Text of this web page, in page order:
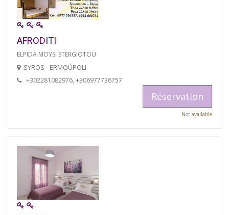
AFRODITI
ELPIDA MOYSI STERGIOTOU
SYROS - ERMOÚPOLI
+302281082976, +306977736757
Réservation
Not available